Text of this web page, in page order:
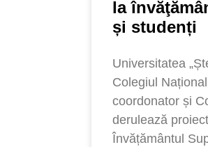
la
și studenți
Universitatea
Colegiul
coordonator și
derulează
Învățământul